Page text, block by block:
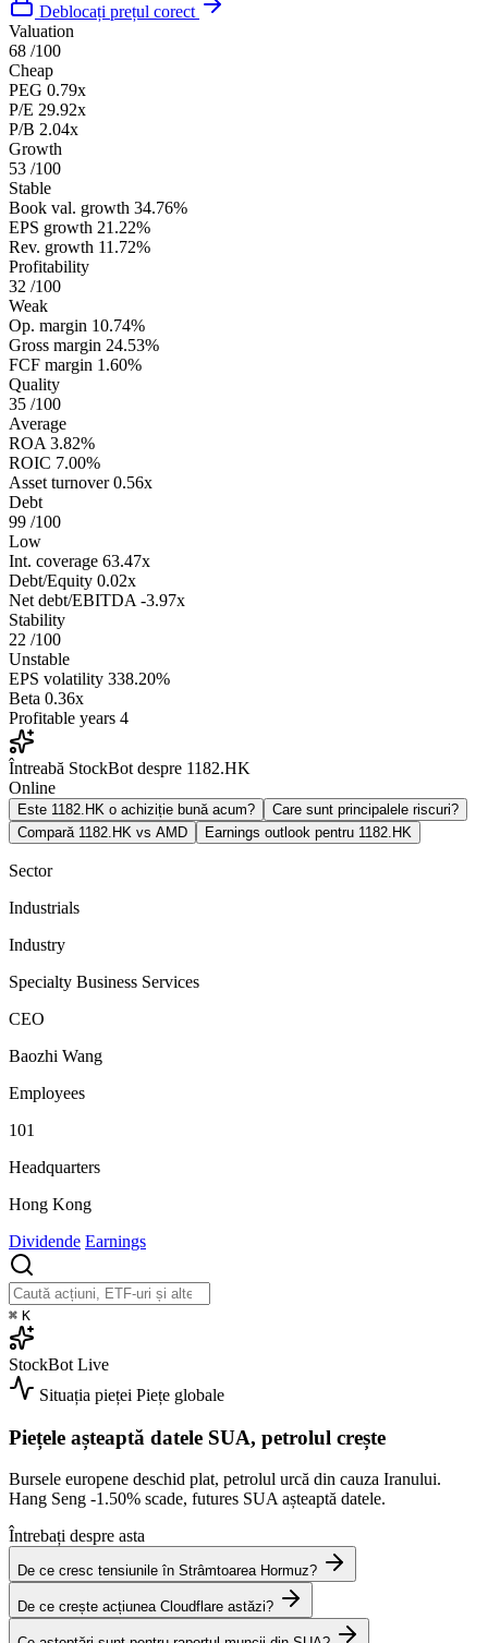
Deblocați prețul corect
Valuation
68 /100
Cheap
PEG 0.79x
P/E 29.92x
P/B 2.04x
Growth
53 /100
Stable
Book val. growth 34.76%
EPS growth 21.22%
Rev. growth 11.72%
Profitability
32 /100
Weak
Op. margin 10.74%
Gross margin 24.53%
FCF margin 1.60%
Quality
35 /100
Average
ROA 3.82%
ROIC 7.00%
Asset turnover 0.56x
Debt
99 /100
Low
Int. coverage 63.47x
Debt/Equity 0.02x
Net debt/EBITDA -3.97x
Stability
22 /100
Unstable
EPS volatility 338.20%
Beta 0.36x
Profitable years 4
Întreabă StockBot despre 1182.HK
Online
Este 1182.HK o achiziție bună acum?
Care sunt principalele riscuri?
Compară 1182.HK vs AMD
Earnings outlook pentru 1182.HK
Sector
Industrials
Industry
Specialty Business Services
CEO
Baozhi Wang
Employees
101
Headquarters
Hong Kong
Dividende Earnings
⌘ K
StockBot Live
Situația pieței Piețe globale
Piețele așteaptă datele SUA, petrolul crește
Bursele europene deschid plat, petrolul urcă din cauza Iranului.
Hang Seng -1.50% scade, futures SUA așteaptă datele.
Întrebați despre asta
De ce cresc tensiunile în Strâmtoarea Hormuz?
De ce crește acțiunea Cloudflare astăzi?